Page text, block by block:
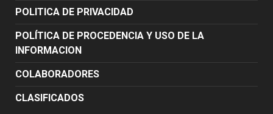
POLITICA DE PRIVACIDAD
POLÍTICA DE PROCEDENCIA Y USO DE LA
INFORMACION
COLABORADORES
CLASIFICADOS